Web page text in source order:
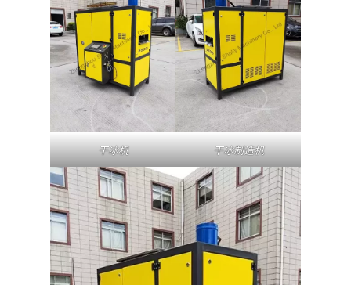
干冰机 干冰制造机